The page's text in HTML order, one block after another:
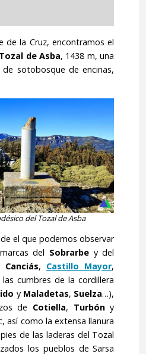
de la Cruz, encontramos el
Tozal de Asba, 1438 m, una
sotobosque de encinas,
del Tozal de Asba
el que podemos observar
del Sobrarbey del
Canciás, Castillo Mayor,
cumbres de la cordillera
y Maladetas, Suelza…),
de Cotiella, Turbóny
así como la extensa llanura
de las laderas del Tozal
los pueblos de Sarsa